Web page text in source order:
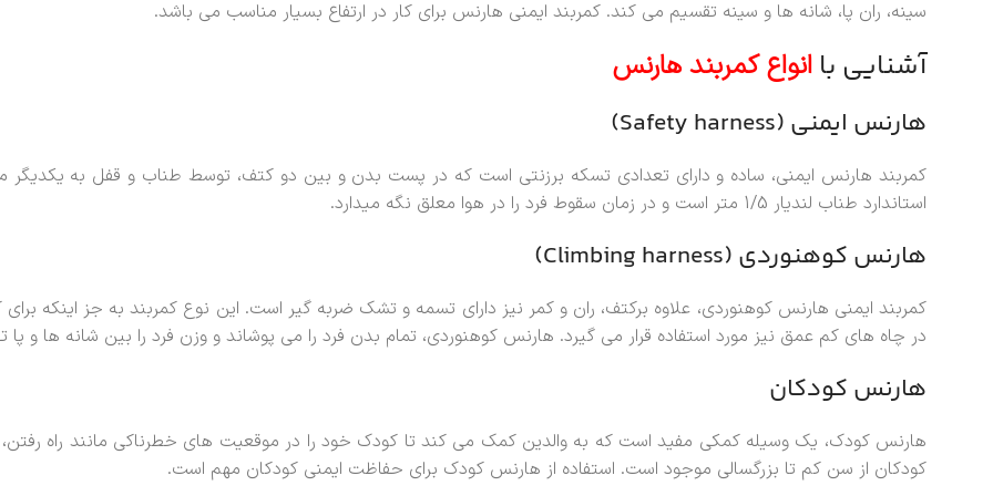
سینه، ران پا، شانه ها و سینه تقسیم می کند. کمربند ایمنی هارنس برای کار در ارتفاع بسیار مناسب می باشد.
آشنایی با انواع کمربند هارنس
هارنس ایمنی (Safety harness)
کمربند هارنس ایمنی، ساده و دارای تعدادی تسکه برزنتی است که در پست بدن و بین دو کتف، توسط طناب و قفل به
استاندارد طناب لندیار 1/5 متر است و در زمان سقوط فرد را در هوا معلق نگه میدارد.
هارنس کوهنوردی (Climbing harness)
کمربند ایمنی هارنس کوهنوردی، علاوه برکتف، ران و کمر نیز دارای تسمه و تشک ضربه گیر است. این نوع کمربند به جز اینکه
در چاه های کم عمق نیز مورد استفاده قرار می گیرد. هارنس کوهنوردی، تمام بدن فرد را می پوشاند و وزن فرد را بین شانه ها و
هارنس کودکان
هارنس کودک، یک وسیله کمکی مفید است که به والدین کمک می کند تا کودک خود را در موقعیت های خطرناکی مانند راه
کودکان از سن کم تا بزرگسالی موجود است. استفاده از هارنس کودک برای حفاظت ایمنی کودکان مهم است.